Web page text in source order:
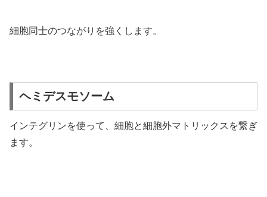
細胞同士のつながりを強くします。
ヘミデスモソーム
インテグリンを使って、細胞と細胞外マトリックスを繋ぎ
ます。